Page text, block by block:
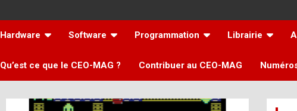
Hardware Software Programmation Librairie
Qu’est ce que le CEO-MAG ? Contribuer au CEO-MAG